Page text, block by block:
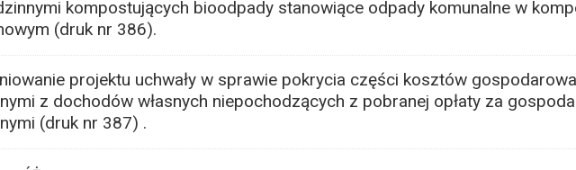
kompostujących bioodpady stanowiące odpady komunalne w
(druk nr 386).
projektu uchwały w sprawie pokrycia części kosztów
z dochodów własnych niepochodzących z pobranej opłaty za
(druk nr 387) .